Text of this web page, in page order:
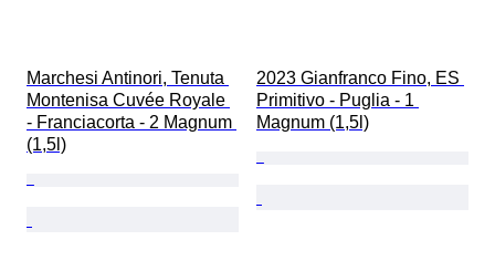
Marchesi Antinori, Tenuta
Montenisa Cuvée Royale
- Franciacorta - 2 Magnum
(1,5l)
2023 Gianfranco Fino, ES
Primitivo - Puglia - 1
Magnum (1,5l)